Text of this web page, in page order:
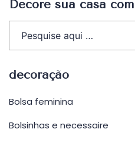
Decore sua casa
decoração
Bolsa feminina
Bolsinhas e necessaire